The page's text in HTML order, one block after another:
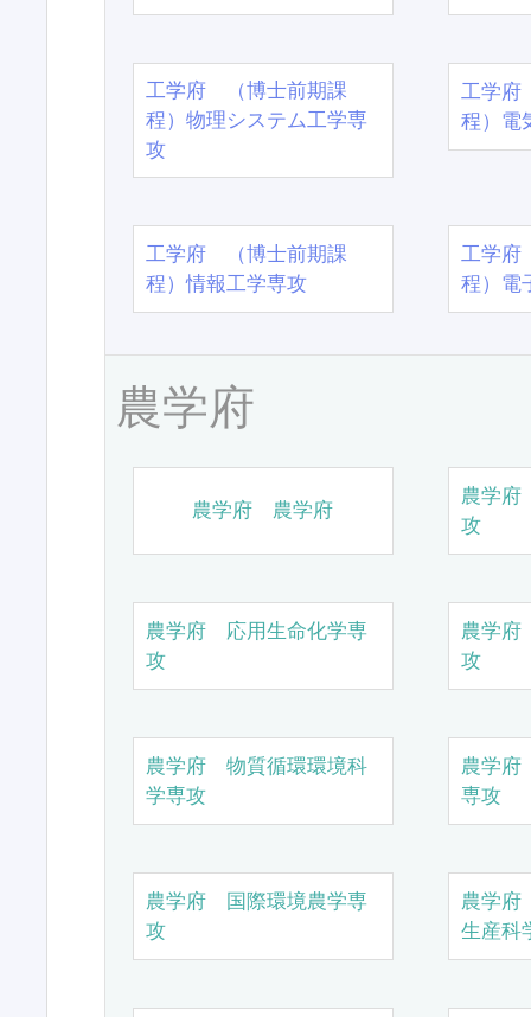
工学府 （博士前期課
程）物理システム工学専
攻
工学
程）電
工学府 （博士前期課
程）情報工学専攻
工学
程）電
農学府
農学府 農学府
農学
攻
農学府 応用生命化学専
攻
農学
攻
農学府 物質循環環境科
学専攻
農学
専攻
農学府 国際環境農学専
攻
農学
生産科